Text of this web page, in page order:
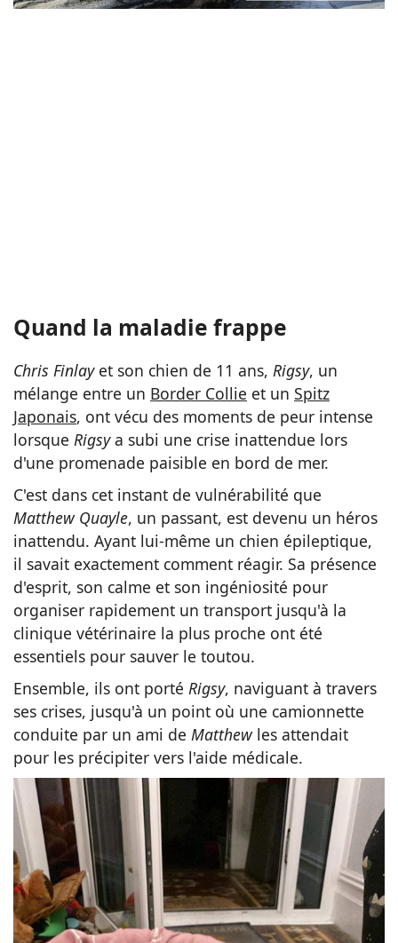
Quand la maladie frappe
Chris Finlayet son chien de 11 ans, Rigsy, un
mélange entre un Border Collie et un Spitz
Japonais, ont vécu des moments de peur intense
lorsque Rigsya subi une crise inattendue lors
d'une promenade paisible en bord de mer.
C'est dans cet instant de vulnérabilité que
Matthew Quayle, un passant, est devenu un héros
inattendu. Ayant lui-même un chien épileptique,
il savait exactement comment réagir. Sa présence
d'esprit, son calme et son ingéniosité pour
organiser rapidement un transport jusqu'à la
clinique vétérinaire la plus proche ont été
essentiels pour sauver le toutou.
Ensemble, ils ont porté Rigsy, naviguant à travers
ses crises, jusqu'à un point où une camionnette
conduite par un ami de Matthew les attendait
pour les précipiter vers l'aide médicale.